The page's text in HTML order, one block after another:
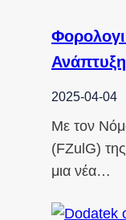
2025-04-04
Με τον
(FZulG)
μια νέα…